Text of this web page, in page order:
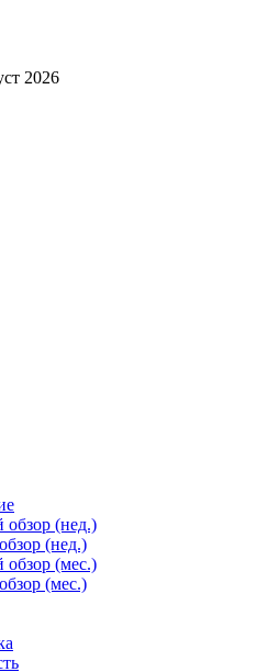
2026
обзор (нед.)
(нед.)
обзор (мес.)
(мес.)